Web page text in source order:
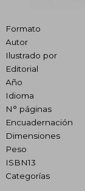
Formato
Autor
Ilustrado por
Editorial
Año
Idioma
N° páginas
Encuadernación
Dimensiones
Peso
ISBN13
Categorías